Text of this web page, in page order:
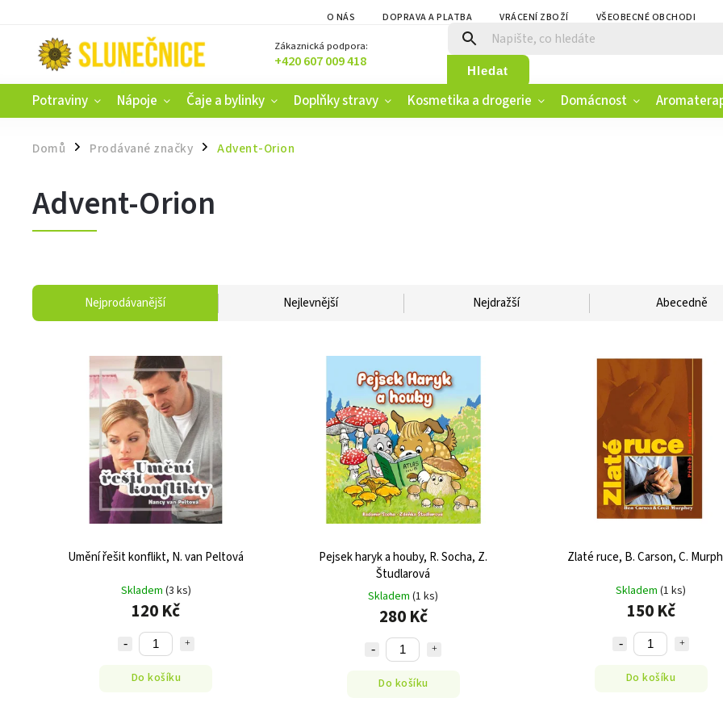
O NÁS DOPRAVA A PLATBA VRÁCENÍ ZBOŽÍ VŠEOBECNÉ OBCHODNÍ
Zákaznická podpora:
+420 607 009 418 Hledat
Potraviny Nápoje Čaje a bylinky Doplňky stravy Kosmetika a drogerie Domácnost
Domů / Prodávané značky / Advent-Orion
Advent-Orion
Nejprodávanější Nejlevnější Nejdražší Abecedně
Umění řešit konflikt, N. van Peltová
Skladem (3 ks)
120 Kč
Do košíku
Pejsek haryk a houby, R. Socha, Z.
Študlarová
Skladem(1 ks)
280 Kč
Do košíku
Zlaté ruce, B. Carson, C.
Skladem(1 ks)
150 Kč
Do košíku